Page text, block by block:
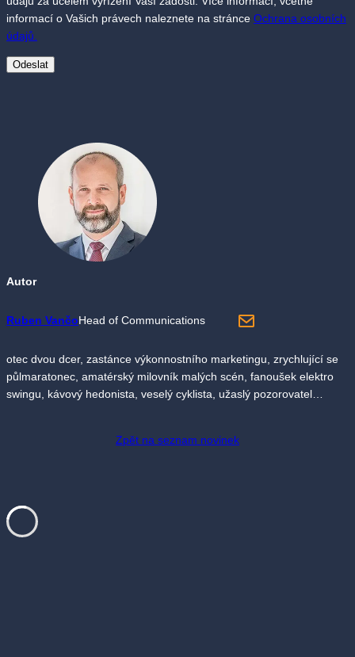
informací o Vašich právech naleznete na stránce Ochrana osobních
údajů.
Autor
Ruben VančoHead of Communications
otec dvou dcer, zastánce výkonnostního marketingu, zrychlující se
půlmaratonec, amatérský milovník malých scén, fanoušek elektro
swingu, kávový hedonista, veselý cyklista, užaslý pozorovatel…
Zpět na seznam novinek